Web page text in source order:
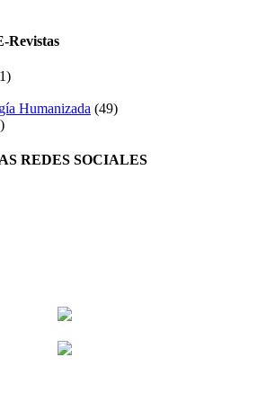
Revistas
Humanizada (49)
REDES SOCIALES